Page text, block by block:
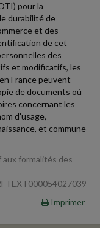
pour la
durabilité de
et des
de cet
des
et modificatifs, les
France peuvent
de documents où
concernant les
d'usage,
et commune
aux formalités des
Imprimer